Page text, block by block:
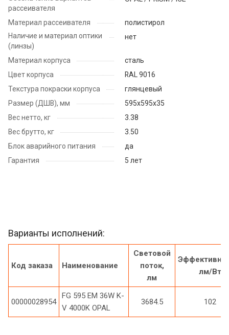
рассеивателя
Материал рассеивателя
полистирол
Наличие и материал оптики
(линзы)
нет
Материал корпуса
сталь
Цвет корпуса
RAL 9016
Текстура покраски корпуса
глянцевый
Размер (ДШВ), мм
595х595х35
Вес нетто, кг
3.38
Вес брутто, кг
3.50
Блок аварийного питания
да
Гарантия
5 лет
Варианты исполнений:
Код заказа Наименование
Световой
поток,
лм
лм/Вт
00000028954
FG 595 EM 36W K-
V 4000K OPAL
3684.5 102